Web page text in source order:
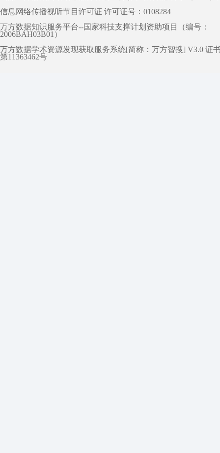
信息网络传播视听节目许可证 许可证号：0108284
万方数据知识服务平台--国家科技支撑计划资助项目（编号：
2006BAH03B01）
万方数据学术资源发现获取服务系统[简称：万方智搜] V3.0 证
第11363462号